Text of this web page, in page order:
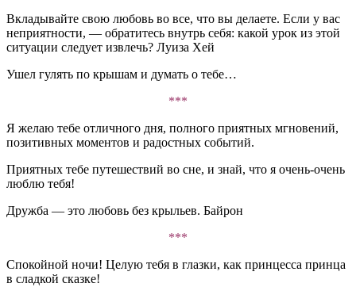
Вкладывайте свою любовь во все, что вы делаете. Если у вас
неприятности, — обратитесь внутрь себя: какой урок из этой
ситуации следует извлечь? Луиза Хей
Ушел гулять по крышам и думать о тебе…
***
Я желаю тебе отличного дня, полного приятных мгновений,
позитивных моментов и радостных событий.
Приятных тебе путешествий во сне, и знай, что я очень-очень
люблю тебя!
Дружба — это любовь без крыльев. Байрон
***
Спокойной ночи! Целую тебя в глазки, как принцесса принца
в сладкой сказке!